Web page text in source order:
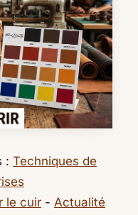
: Techniques de
le cuir - Actualité